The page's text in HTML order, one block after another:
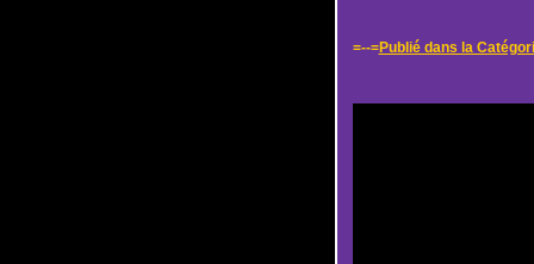
=--=Publié dans la